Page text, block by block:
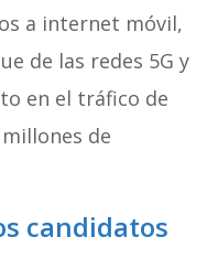
a internet móvil,
de las redes 5G y
en el tráfico de
de
candidatos